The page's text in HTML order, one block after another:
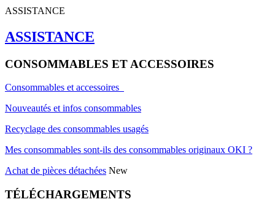
ASSISTANCE
ASSISTANCE
CONSOMMABLES ET ACCESSOIRES
Consommables et accessoires
Nouveautés et infos consommables
Recyclage des consommables usagés
Mes consommables sont-ils des consommables originaux OKI ?
Achat de pièces détachées New
TÉLÉCHARGEMENTS